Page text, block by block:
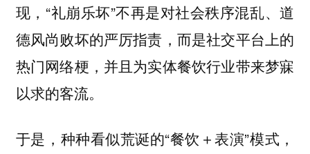
现，“礼崩乐坏”不再是对社会秩序混乱、道
德风尚败坏的严厉指责，而是社交平台上的
热门网络梗，并且为实体餐饮行业带来梦寐
以求的客流。
于是，种种看似荒诞的“餐饮＋表演”模式，